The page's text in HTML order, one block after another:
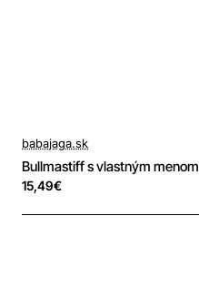
babajaga.sk
Bullmastiff s vlastným menom
15,49€